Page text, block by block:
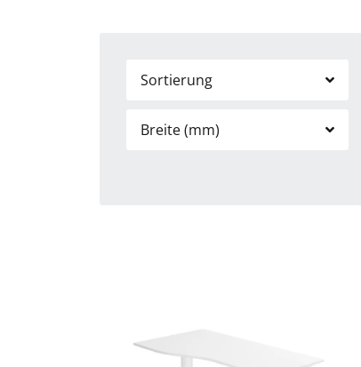
Sortierung
Breite (mm)